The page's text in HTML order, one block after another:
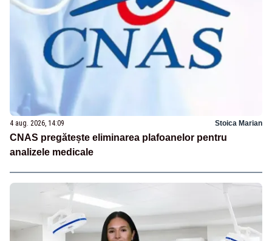
4 aug. 2026, 14:09 Stoica Marian
CNAS pregătește eliminarea plafoanelor pentru
analizele medicale